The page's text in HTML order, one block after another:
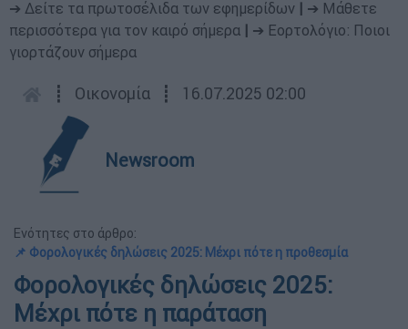
➔ Δείτε τα πρωτοσέλιδα των εφημερίδων
➔ Μάθετε
περισσότερα για τον καιρό σήμερα
➔ Εορτολόγιο: Ποιοι
γιορτάζουν σήμερα
┋ Οικονομία ┋ 16.07.2025 02:00
Newsroom
Ενότητες στο άρθρο:
📌 Φορολογικές δηλώσεις 2025: Μέχρι πότε η προθεσμία
Φορολογικές δηλώσεις 2025:
Μέχρι πότε η παράταση